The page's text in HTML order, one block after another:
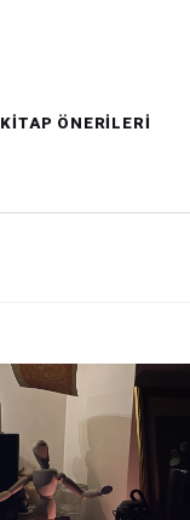
KITAP ÖNERILERI